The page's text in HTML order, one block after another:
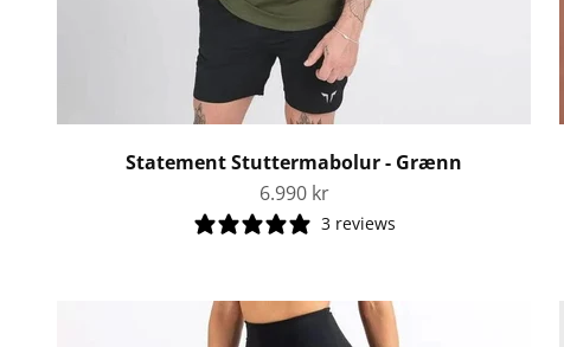
Statement Stuttermabolur - Grænn
Tilboðsverð
6.990 kr
3 reviews